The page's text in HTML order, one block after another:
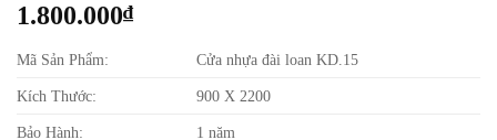
1.800.000₫
Mã Sản Phẩm: Cửa nhựa đài loan KD.15
Kích Thước: 900 X 2200
Bảo Hành: 1 năm